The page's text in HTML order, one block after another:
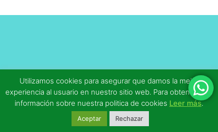
Utilizamos cookies para asegurar que damos la mejor
experiencia al usuario en nuestro sitio web. Para obtener más
información sobre nuestra politica de cookies Leer más.
Aceptar Rechazar